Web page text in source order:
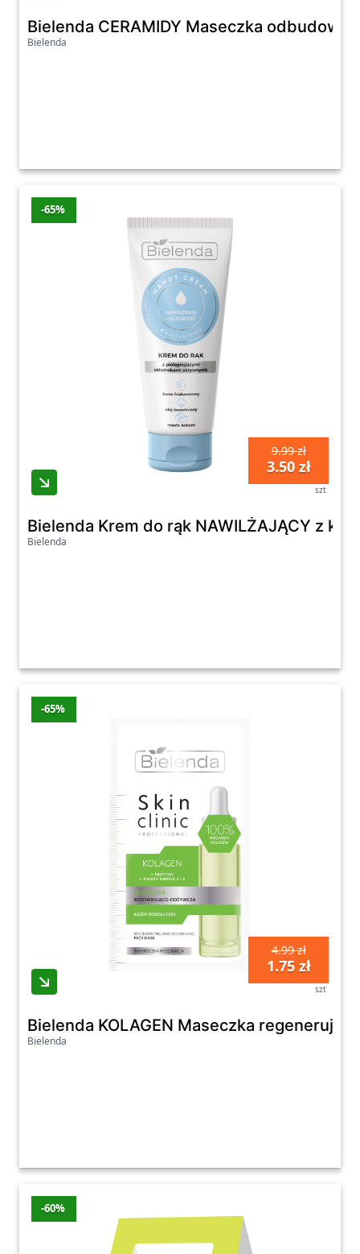
Bielenda CERAMIDY Maseczka
Bielenda
-65%
9.99 zł
3.50 zł
szt
Bielenda Krem do rąk NAWILŻAJĄCY z
Bielenda
-65%
4.99 zł
1.75 zł
szt
Bielenda KOLAGEN Maseczka
Bielenda
-60%